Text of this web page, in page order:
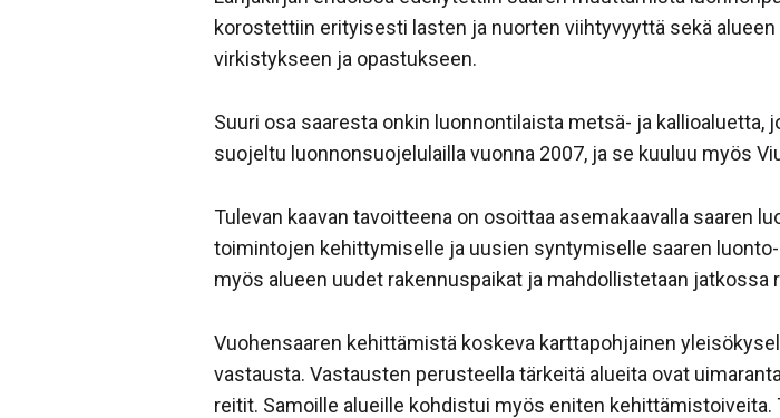
korostettiin erityisesti lasten ja nuorten viihtyvyyttä sekä
virkistykseen ja opastukseen.
Suuri osa saaresta onkin luonnontilaista metsä- ja
suojeltu luonnonsuojelulailla vuonna 2007, ja se kuuluu myös
Tulevan kaavan tavoitteena on osoittaa asemakaavalla saaren
toimintojen kehittymiselle ja uusien syntymiselle saaren
myös alueen uudet rakennuspaikat ja mahdollistetaan
Vuohensaaren kehittämistä koskeva karttapohjainen
vastausta. Vastausten perusteella tärkeitä alueita ovat
reitit. Samoille alueille kohdistui myös eniten